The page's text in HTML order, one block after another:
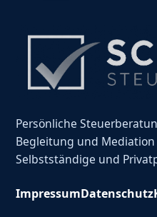
Persönliche
Begleitung und
Selbstständige und
ImpressumDatenschutz